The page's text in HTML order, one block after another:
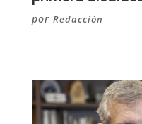
por Redacción